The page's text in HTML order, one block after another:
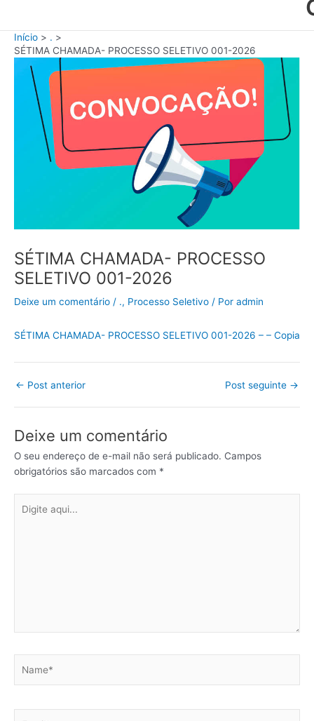
Início
.
SÉTIMA CHAMADA- PROCESSO SELETIVO 001-2026
SÉTIMA CHAMADA- PROCESSO
SELETIVO 001-2026
Deixe um comentário / ., Processo Seletivo / Por admin
SÉTIMA CHAMADA- PROCESSO SELETIVO 001-2026 – – Copia
← Post anterior Post seguinte →
Deixe um comentário
O seu endereço de e-mail não será publicado. Campos
obrigatórios são marcados com *
aqui...